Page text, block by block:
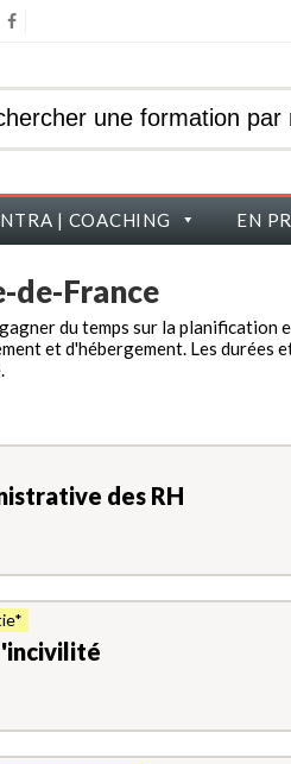
| COACHING EN
de-France
du temps sur la planification
et d'hébergement. Les durées
des RH